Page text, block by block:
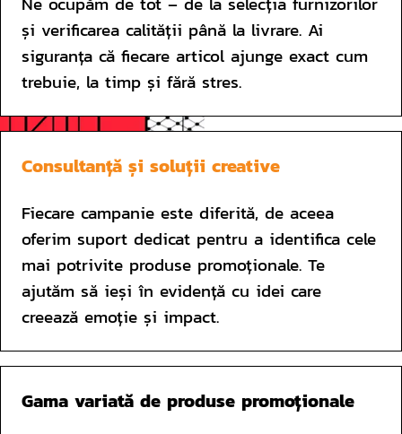
și verificarea calității până la livrare. Ai
siguranța că fiecare articol ajunge exact cum
trebuie, la timp și fără stres.
Consultanță și soluții creative
Fiecare campanie este diferită, de aceea
oferim suport dedicat pentru a identifica cele
mai potrivite produse promoționale. Te
ajutăm să ieși în evidență cu idei care
creează emoție și impact.
Gama variată de produse promoționale